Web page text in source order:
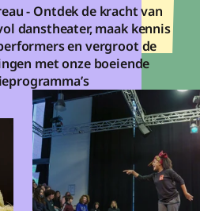
- Ontdek de kracht van
danstheater, maak kennis
en vergroot de
met onze boeiende